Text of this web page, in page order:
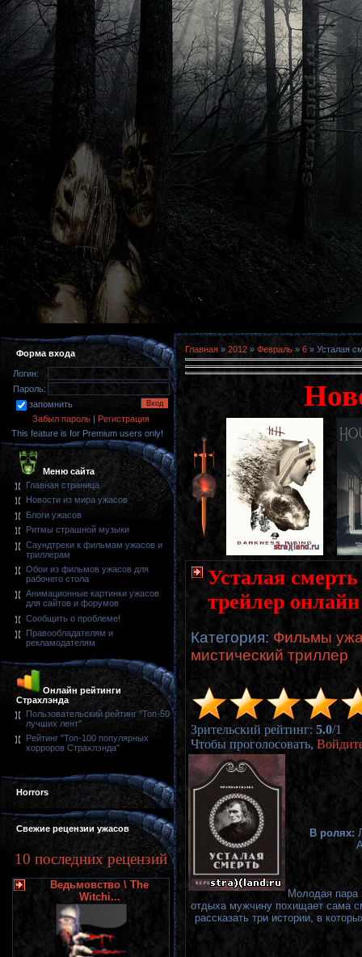
Форма входа
Логин:
Пароль:
запомнить
Забыл пароль | Регистрация
This feature is for Premium users only!
Меню сайта
Главная страница
Новости из мира ужасов
Блоги ужасов
Ритмы страшной музыки
Саундтреки к фильмам ужасов и
триллерам
Обои из фильмов ужасов для
рабочего стола
Анимационные картинки ужасов
для сайтов и форумов
Сообщить о проблеме!
Правообладателям и
рекламодателям
Онлайн рейтинги
Страхлэнда
Пользовательский рейтинг "Топ-50
лучших лент"
Рейтинг "Топ-100 популярных
хорроров Страхлэнда"
Horrors
Свежие рецензии ужасов
10 последних рецензий
Ведьмовство \ The
Witchi...
Главная » 2012 » Февраль » 6 » Усталая
Усталая
трейлер
Категория: Фильмы
мистический триллер
Зрительский рейтинг: 5.0/1
Чтобы проголосовать,
В ролях:
Молодая пара
отдыха мужчину похищает сама
рассказать три истории, в